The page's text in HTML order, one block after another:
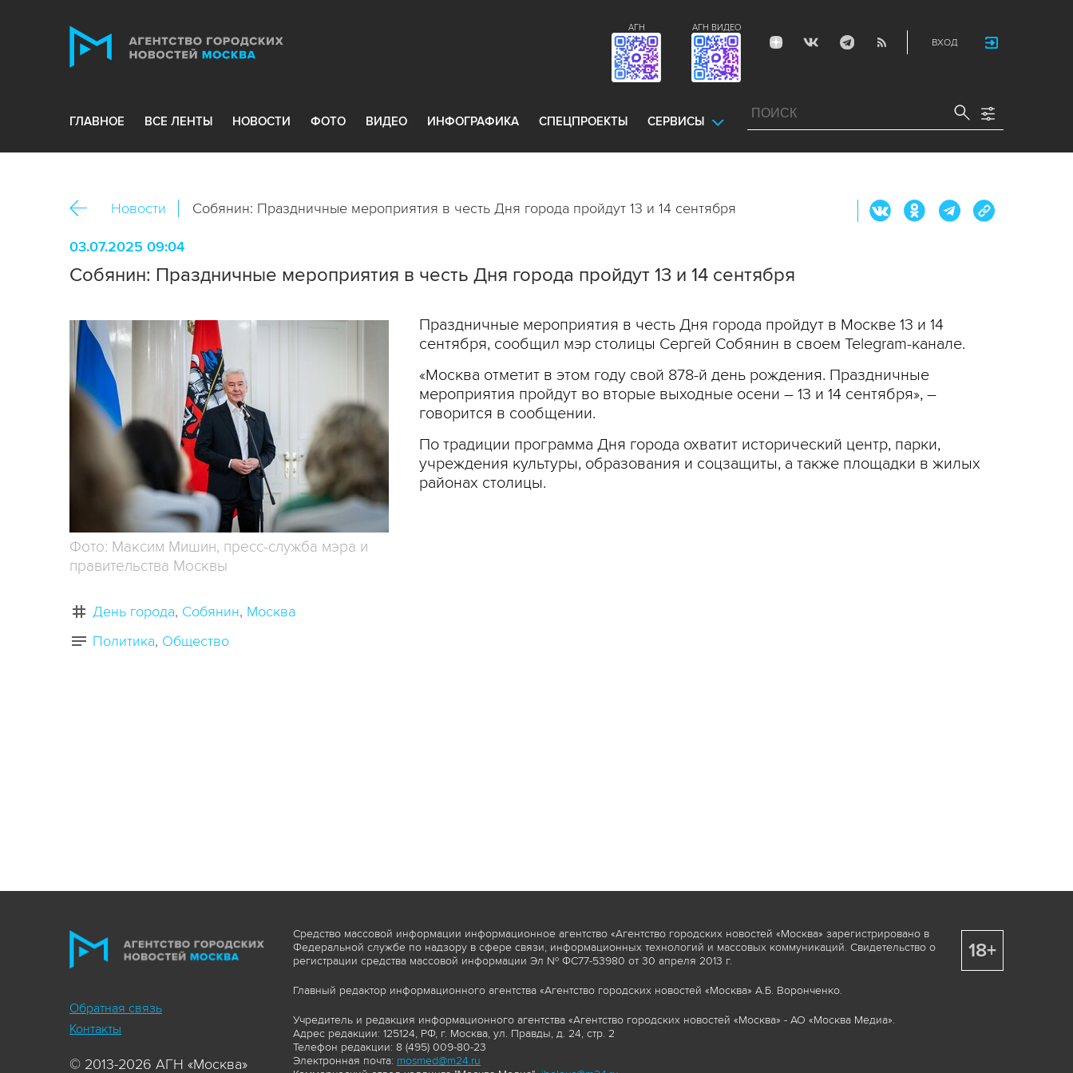
ВХОД
АГН ВИДЕО
АГН
ГЛАВНОЕ ВСЕ ЛЕНТЫ НОВОСТИ ФОТО ВИДЕО ИНФОГРАФИКА СПЕЦПРОЕКТЫ СЕРВИСЫ
Новости Собянин: Праздничные мероприятия в честь Дня города пройдут 13 и 14 сентября
03.07.2025 09:04
Собянин: Праздничные мероприятия в честь Дня города пройдут 13 и 14 сентября
Фото: Максим Мишин, пресс-служба мэра и
правительства Москвы
Праздничные мероприятия в честь Дня города пройдут в Москве 13 и 14
сентября, сообщил мэр столицы Сергей Собянин в своем Telegram-канале.
«Москва отметит в этом году свой 878-й день рождения. Праздничные
мероприятия пройдут во вторые выходные осени – 13 и 14 сентября», –
говорится в сообщении.
По традиции программа Дня города охватит исторический центр, парки,
учреждения культуры, образования и соцзащиты, а также площадки в жилых
районах столицы.
День города Собянин Москва
Политика Общество
Обратная связь
Контакты
© 2013-2026 АГН «Москва»
Средство массовой информации информационное агентство «Агентство городских новостей «Москва» зарегистрировано в
Федеральной службе по надзору в сфере связи, информационных технологий и массовых коммуникаций. Свидетельство о
регистрации средства массовой информации Эл № ФС77-53980 от 30 апреля 2013 г.
Главный редактор информационного агентства «Агентство городских новостей «Москва» А.Б. Воронченко.
Учредитель и редакция информационного агентства «Агентство городских новостей «Москва» - АО «Москва Медиа».
Адрес редакции: 125124, РФ, г. Москва, ул. Правды, д. 24, стр. 2
Телефон редакции: 8 (495) 009-80-23
Электронная почта: mosmed@m24.ru
18+